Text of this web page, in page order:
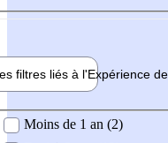
filtres liés à l'Expérience
demandée
Moins de 1 an (2)